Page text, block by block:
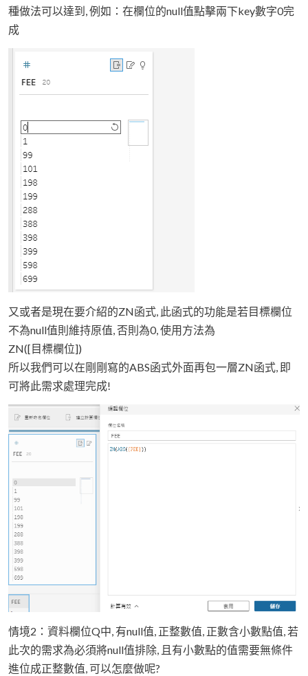
種做法可以達到, 例如：在欄位的null值點擊兩下key數字0完
成
又或者是現在要介紹的ZN函式, 此函式的功能是若目標欄位
不為null值則維持原值, 否則為0, 使用方法為
ZN([目標欄位])
所以我們可以在剛剛寫的ABS函式外面再包一層ZN函式, 即
可將此需求處理完成!
情境2：資料欄位Q中, 有null值, 正整數值, 正數含小數點值, 若
此次的需求為必須將null值排除, 且有小數點的值需要無條件
進位成正整數值, 可以怎麼做呢?